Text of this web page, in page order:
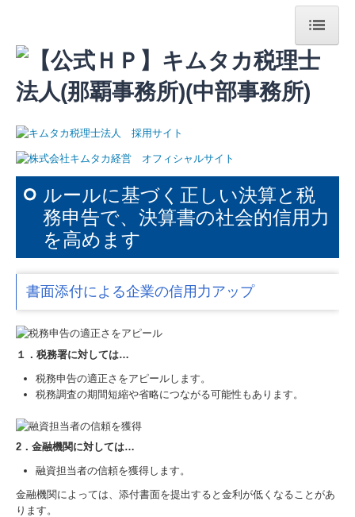
HOME
キムタカグループについて
法人案内
経営理念
代表紹介
スタッフ紹介
最新のセミナー情報
個人情報保護方針
サービス案内
個人のお客様
病院・診療所のお客様
創業をお考えのお客様
ルールに基づく正しい決算と税
務申告で、決算書の社会的信用力
を高めます
書面添付による企業の信用力アップ
１．税務署に対しては…
税務申告の適正さをアピールします。
税務調査の期間短縮や省略につながる可能性もあります。
2．金融機関に対しては…
融資担当者の信頼を獲得します。
金融機関によっては、添付書面を提出すると金利が低くなることがあ
ります。